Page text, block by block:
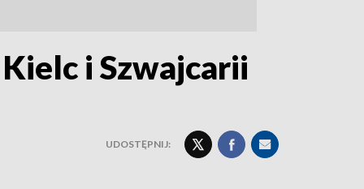
i Szwajcarii
UDOSTĘPNIJ: